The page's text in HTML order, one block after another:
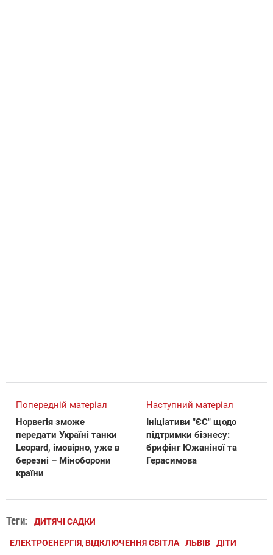
Попередній матеріал
Норвегія зможе
передати Україні танки
Leopard, імовірно, уже в
березні – Міноборони
країни
Наступний матеріал
Ініціативи "ЄС" щодо
підтримки бізнесу:
брифінг Южаніної та
Герасимова
Теги: ДИТЯЧІ САДКИ
ЕЛЕКТРОЕНЕРГІЯ, ВІДКЛЮЧЕННЯ СВІТЛА ЛЬВІВ ДІТИ